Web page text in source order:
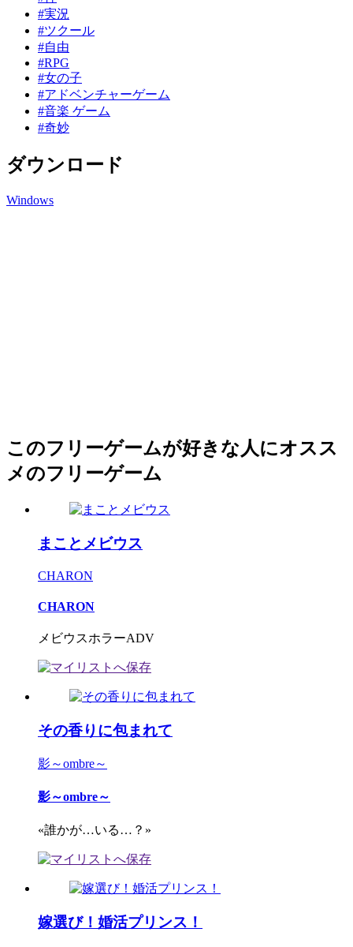
#実況
#ツクール
#自由
#RPG
#女の子
#アドベンチャーゲーム
#音楽 ゲーム
#奇妙
ダウンロード
Windows
このフリーゲームが好きな人にオスス
メのフリーゲーム
まことメビウス
CHARON
CHARON
メビウスホラーADV
その香りに包まれて
影～ombre～
影～ombre～
«誰かが…いる…？»
嫁選び！婚活プリンス！